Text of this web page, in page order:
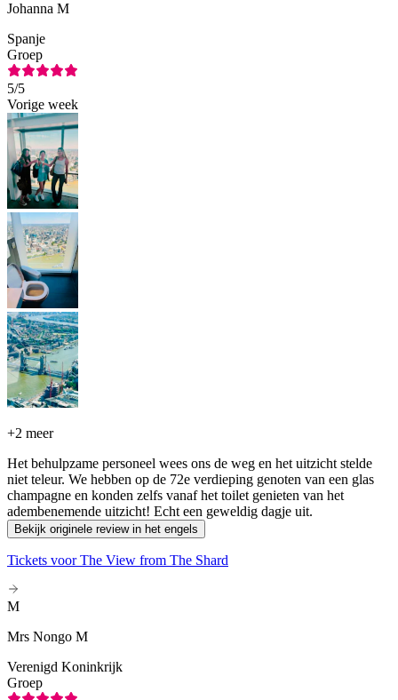
Johanna M
Spanje
Groep
5/5
Vorige week
+2 meer
Het behulpzame personeel wees ons de weg en het uitzicht stelde
niet teleur. We hebben op de 72e verdieping genoten van een glas
champagne en konden zelfs vanaf het toilet genieten van het
adembenemende uitzicht! Echt een geweldig dagje uit.
Bekijk originele review in het engels
Tickets voor The View from The Shard
M
Mrs Nongo M
Verenigd Koninkrijk
Groep